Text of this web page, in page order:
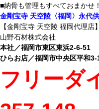
■納骨も管理もすべておまかせ
金剛宝寺 天空陵〈福岡〉永代
【金剛宝寺 天空陵 福岡代理店】
山野石材株式会社
本社／福岡市東区東浜2-6-51
ひらお店／福岡市中央区平和3-
フリーダ